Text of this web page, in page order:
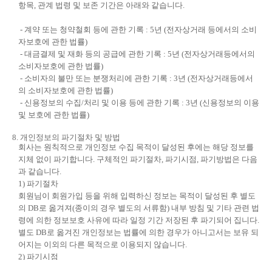
항목, 관계 법령 및 보존 기간은 아래와 같습니다.
- 계약 또는 청약철회 등에 관한 기록 : 5년 (전자상거래 등에서의 소비
자보호에 관한 법률)
- 대금결제 및 재화 등의 공급에 관한 기록 : 5년 (전자상거래등에서의
소비자보호에 관한 법률)
- 소비자의 불만 또는 분쟁처리에 관한 기록 : 3년 (전자상거래등에서
의 소비자보호에 관한 법률)
- 신용정보의 수집/처리 및 이용 등에 관한 기록 : 3년 (신용정보의 이용
및 보호에 관한 법률)
8. 개인정보의 파기절차 및 방법
회사는 원칙적으로 개인정보 수집 목적이 달성된 후에는 해당 정보를
지체 없이 파기합니다. 구체적인 파기절차, 파기시점, 파기방법은 다음
과 같습니다.
1) 파기절차
회원님이 회원가입 등을 위해 입력하신 정보는 목적이 달성된 후 별도
의 DB로 옮겨져(종이의 경우 별도의 서류함) 내부 방침 및 기타 관련 법
령에 의한 정보보호 사유에 따라 일정 기간 저장된 후 파기되어 집니다.
별도 DB로 옮겨진 개인정보는 법률에 의한 경우가 아니고서는 보유 되
어지는 이외의 다른 목적으로 이용되지 않습니다.
2) 파기시점